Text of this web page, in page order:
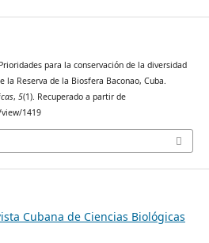
para la conservación de la diversidad
la Reserva de la Biosfera Baconao, Cuba.
, 5(1). Recuperado a partir de
1419
Cubana de Ciencias Biológicas